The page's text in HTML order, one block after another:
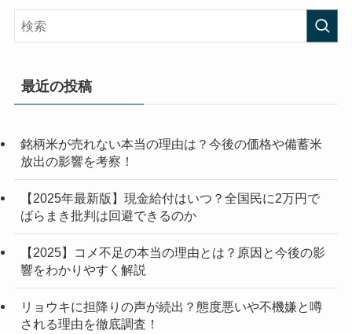
最近の投稿
銘柄米が売れない本当の理由は？今後の価格や備蓄米
放出の影響を考察！
【2025年最新版】現金給付はいつ？全国民に2万円で
ばらまき批判は回避できるのか
【2025】コメ不足の本当の理由とは？原因と今後の影
響をわかりやすく解説
リョウキに担降りの声が続出？態度悪いや不機嫌と噂
される理由を徹底調査！